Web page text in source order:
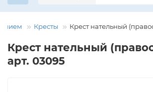
Кресты Крест нательный
Крест нательный
арт. 03095